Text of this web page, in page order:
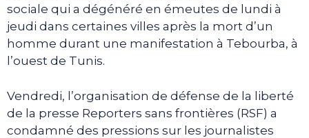
sociale qui a dégénéré en émeutes de lundi à
jeudi dans certaines villes après la mort d’un
homme durant une manifestation à Tebourba, à
l’ouest de Tunis.
Vendredi, l’organisation de défense de la liberté
de la presse Reporters sans frontières (RSF) a
condamné des pressions sur les journalistes